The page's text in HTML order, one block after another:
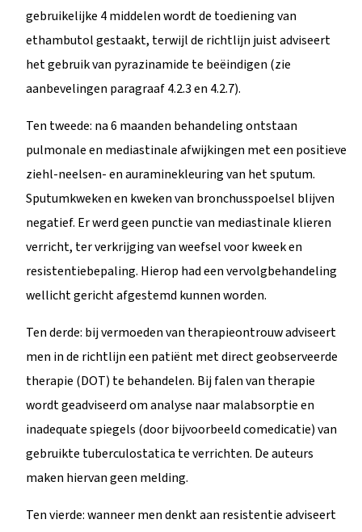
gebruikelijke 4 middelen wordt de toediening van
ethambutol gestaakt, terwijl de richtlijn juist adviseert
het gebruik van pyrazinamide te beëindigen (zie
aanbevelingen paragraaf 4.2.3 en 4.2.7).
Ten tweede: na 6 maanden behandeling ontstaan
pulmonale en mediastinale afwijkingen met een positieve
ziehl-neelsen- en auraminekleuring van het sputum.
Sputumkweken en kweken van bronchusspoelsel blijven
negatief. Er werd geen punctie van mediastinale klieren
verricht, ter verkrijging van weefsel voor kweek en
resistentiebepaling. Hierop had een vervolgbehandeling
wellicht gericht afgestemd kunnen worden.
Ten derde: bij vermoeden van therapieontrouw adviseert
men in de richtlijn een patiënt met direct geobserveerde
therapie (DOT) te behandelen. Bij falen van therapie
wordt geadviseerd om analyse naar malabsorptie en
inadequate spiegels (door bijvoorbeeld comedicatie) van
gebruikte tuberculostatica te verrichten. De auteurs
maken hiervan geen melding.
Ten vierde: wanneer men denkt aan resistentie adviseert